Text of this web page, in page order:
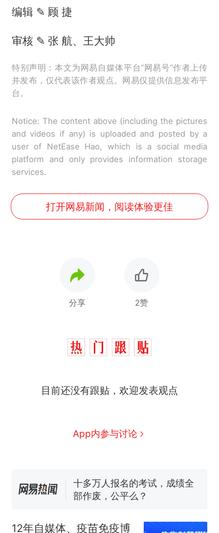
编辑 ✎ 顾 捷
审核 ✎ 张 航、王大帅
特别声明：本文为网易自媒体平台“网易号”作者上传
并发布，仅代表该作者观点。网易仅提供信息发布平
台。
Notice: The content above (including the pictures
and videos if any) is uploaded and posted by a
user of NetEase Hao, which is a social media
platform and only provides information storage
services.
打开网易新闻，阅读体验更佳
分享 2赞
目前还没有跟贴，欢迎发表观点
App内参与讨论
热
那个在床头放菜刀的女孩，
交5060元才肯搬上楼！女子傻
佛山一中学招聘物理教师，笔
试前13名均遭淘汰？教育局：
“不建议大家买深色蛋糕”上热
搜，网友：天塌了！
因老师一句“跟我回家”改写了
12年自媒体、疫苗免疫博